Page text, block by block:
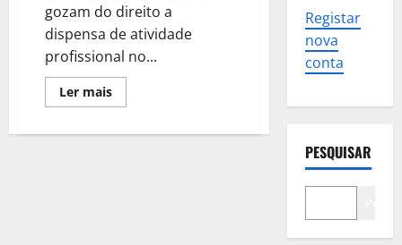
gozam do direito a
dispensa de atividade
profissional no...
Ler maisLeia
mais
fica
Registar
nova
conta
PESQUISAR